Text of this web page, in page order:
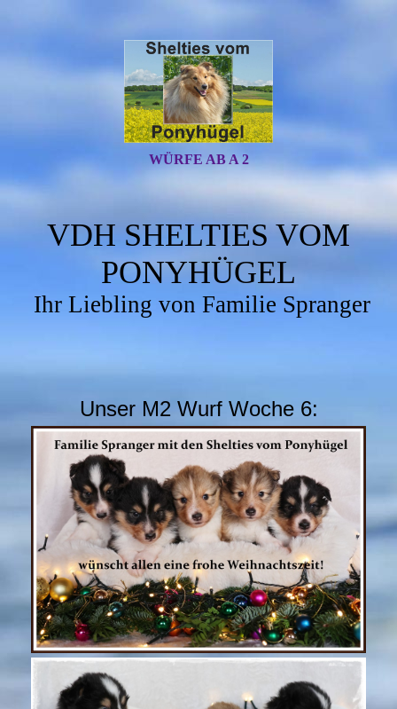
WÜRFE AB A 2
VDH SHELTIES VOM
PONYHÜGEL
Ihr Liebling von Familie Spranger
Unser M2 Wurf Woche 6: